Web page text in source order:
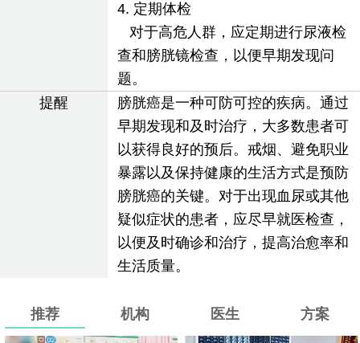
4. 定期体检
对于高危人群，应定期进行尿液检
查和膀胱镜检查，以便早期发现问
题。
提醒
膀胱癌是一种可防可控的疾病。通过
早期发现和及时治疗，大多数患者可
以获得良好的预后。戒烟、避免职业
暴露以及保持健康的生活方式是预防
膀胱癌的关键。对于出现血尿或其他
疑似症状的患者，应尽早就医检查，
以便及时确诊和治疗，提高治愈率和
生活质量。
推荐 机构 医生 方案